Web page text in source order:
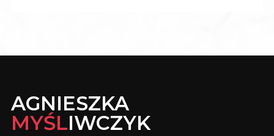
AGNIESZKA
MYŚLIWCZYK